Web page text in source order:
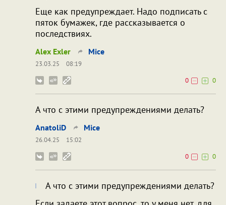
Еще как предупреждает. Надо подписать с
пяток бумажек, где рассказывается о
последствиях.
Alex Exler Mice
23.03.25
08:19
0
0
А что с этими предупреждениями делать?
AnatoliD Mice
26.04.25
15:02
0
0
А что с этими предупреждениями делать?